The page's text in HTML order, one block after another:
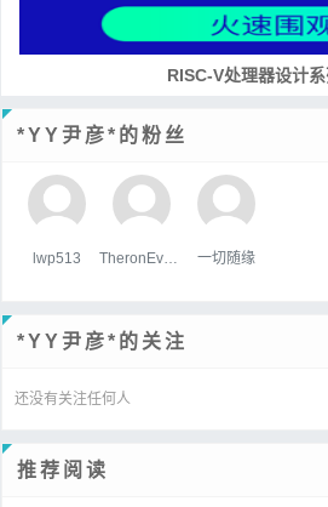
RISC-V处理器设计
*YY尹彦*的粉丝
lwp513 一切随缘
*YY尹彦*的关注
还没有关注任何人
推荐阅读